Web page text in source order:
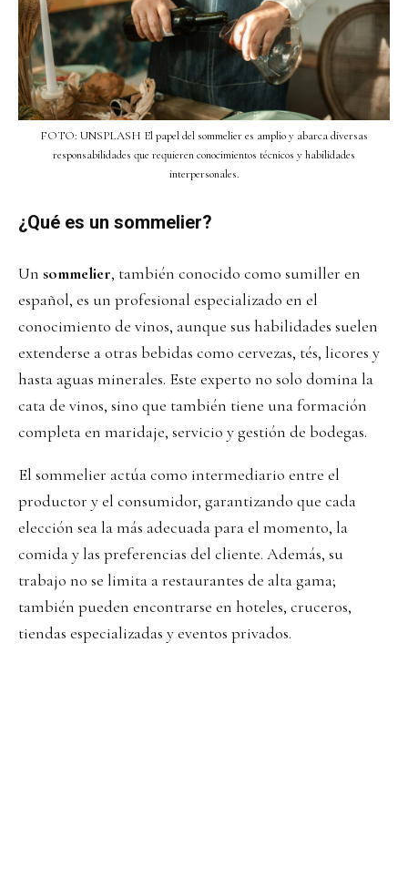
FOTO: UNSPLASH El papel del sommelier es amplio y abarca diversas
responsabilidades que requieren conocimientos técnicos y habilidades
interpersonales.
¿Qué es un sommelier?
Un sommelier, también conocido como sumiller en
español, es un profesional especializado en el
conocimiento de vinos, aunque sus habilidades suelen
extenderse a otras bebidas como cervezas, tés, licores y
hasta aguas minerales. Este experto no solo domina la
cata de vinos, sino que también tiene una formación
completa en maridaje, servicio y gestión de bodegas.
El sommelier actúa como intermediario entre el
productor y el consumidor, garantizando que cada
elección sea la más adecuada para el momento, la
comida y las preferencias del cliente. Además, su
trabajo no se limita a restaurantes de alta gama;
también pueden encontrarse en hoteles, cruceros,
tiendas especializadas y eventos privados.